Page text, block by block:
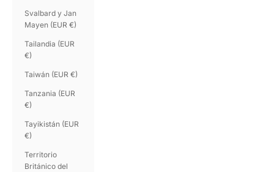
Svalbard y Jan
Mayen (EUR €)
Tailandia (EUR
€)
Taiwán (EUR €)
Tanzania (EUR
€)
Tayikistán (EUR
€)
Territorio
Británico del